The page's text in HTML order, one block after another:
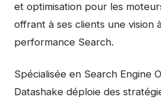
et optimisation pour les
offrant à ses clients une vision
performance Search.
Spécialisée en Search Engine
Datashake déploie des